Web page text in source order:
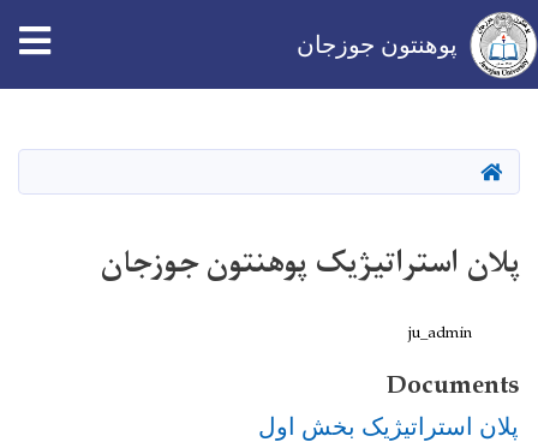
content
پوهنتون جوزجان
HOME
پلان استراتیژیک پوهنتون جوزجان
ju_admin
Documents
پلان استراتیژیک بخش اول